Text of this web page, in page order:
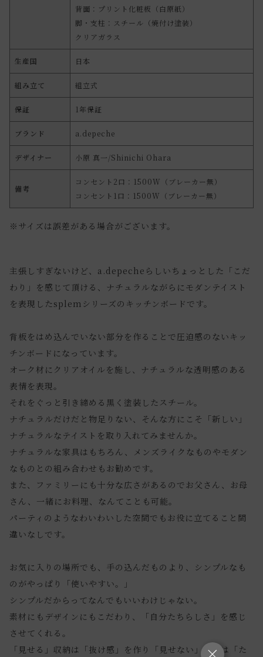
背面：プリント化粧板（白原紙）
脚・支柱：スチール（焼付け塗装）
クリアガラス
生産国 日本
組み立て 組立式
保証 1年保証
ブランド a.depeche
デザイナー 小原 真一/Shinichi Ohara
備考
コンセント2口：1500W（ブレーカー無）
コンセント1口：1500W（ブレーカー無）
※サイズは誤差がある場合がございます。
主張しすぎないけど、a.depecheらしいちょっとした「こだ
わり」を感じて頂ける、ナチュラルながらにモダンテイスト
を表現したsplemシリーズのキッチンボードです。
背板をはめ込んでいない部分を作ることで圧迫感のないキッ
チンボードになっています。
オーク材にクリアオイルを施し、ナチュラルな透明感のある
表情を表現。
それをぐっと引き締める黒く塗装したスチール。
ナチュラルだけだと物足りない、そんな方にこそ「新しい」
ナチュラルなテイストを取り入れてみませんか。
ナチュラルな家具はもちろん、メンズライクなものやモダン
なものとの組み合わせもお勧めです。
また、ファミリーにも十分な広さがあるのでお父さん、お母
さん、一緒にお料理、なんてことも可能。
パーティのようなわいわいした空間でもお役に立てること間
違いなしです。
お気に入りの場所でも、手の込んだものより、シンプルなも
のがやっぱり「使いやすい。」
シンプルだからってなんでもいいわけじゃない。
素材にもデザインにもこだわり、「自分たちらしさ」を感じ
させてくれる。
「見せる」収納は「抜け感」を作り「見せない」収納は「た